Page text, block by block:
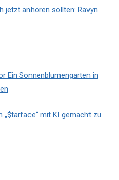
jetzt anhören sollten: Ravyn
Ein Sonnenblumengarten in
„$tarface“ mit KI gemacht zu